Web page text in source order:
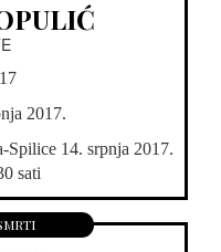
2017.
14. srpnja 2017.
sati